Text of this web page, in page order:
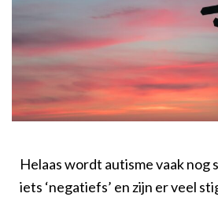
Helaas wordt autisme vaak nog
iets ‘negatiefs’ en zijn er veel